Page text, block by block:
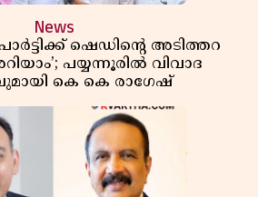
News
ഷെഡിൻ്റെ അടിത്തറ
പയ്യന്നൂരിൽ വിവാദ
കെ കെ രാഗേഷ്